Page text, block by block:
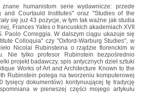
humanistom serie wydawnicze: przede
Courtauld Institutes" oraz "Studies of the
się już 43 pozycje, w tym tak ważne jak studia
Frances Yates o francuskich akademiach XVII
Paolo Correggia. W dalszym ciągu ukazuje się
Colloquia" czy "Oxford-Warburg Studies", w
Nicolai Rubinsteina o rządzie florenckim w
Nie tylko profesor Rubinstein bezpośrednio
projekt badawczy, spis antycznych dzieł sztuki
Works of Art and Architecture Known to the
Rubinstein polega na tworzeniu komputerowej
dokumentów) kontynuującej tę tradycję
w pierwszej części mojego artykułu